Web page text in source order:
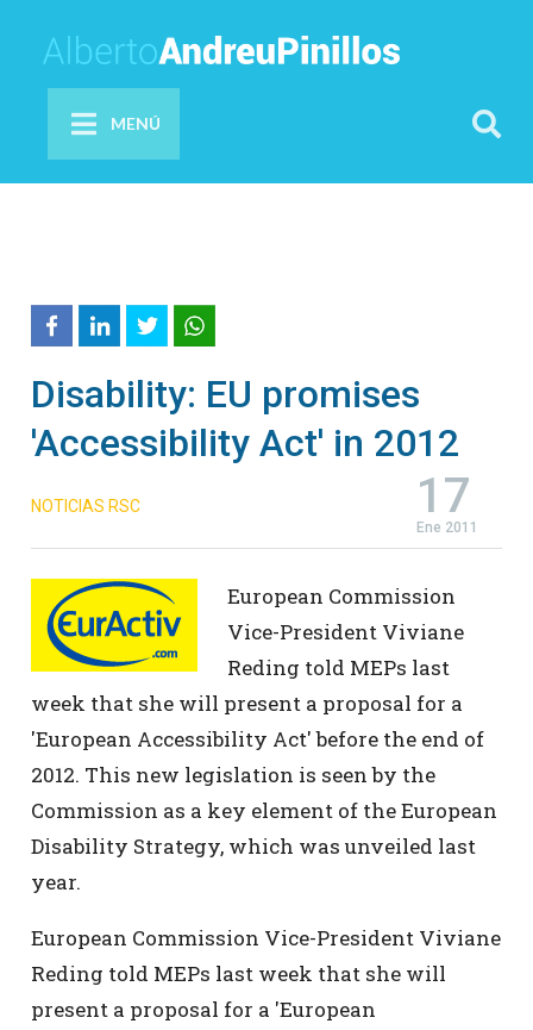
MENÚ
Disability: EU promises
'Accessibility Act' in 2012
17
Ene 2011
NOTICIAS RSC
European Commission
Vice-President Viviane
Reding told MEPs last
week that she will present a proposal for a
'European Accessibility Act' before the end of
2012. This new legislation is seen by the
Commission as a key element of the European
Disability Strategy, which was unveiled last
year.
European Commission Vice-President Viviane
Reding told MEPs last week that she will
present a proposal for a 'European